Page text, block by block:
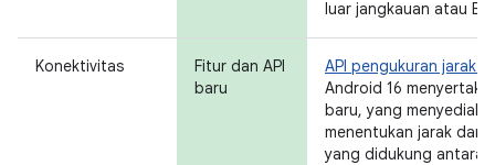
luar jangkauan atau
Konektivitas
Fitur dan API
baru
API pengukuran jarak
Android 16
baru, yang
menentukan jarak dan
yang didukung antara